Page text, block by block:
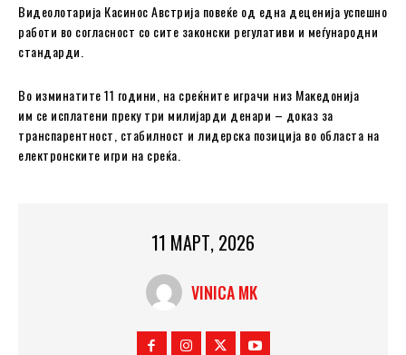
Видеолотарија Касинос Австрија повеќе од една деценија успешно
работи во согласност со сите законски регулативи и меѓународни
стандарди.
Во изминатите 11 години, на среќните играчи низ Македонија
им се исплатени преку три милијарди денари – доказ за
транспарентност, стабилност и лидерска позиција во областа на
електронските игри на среќа.
11 МАРТ, 2026
VINICA MK